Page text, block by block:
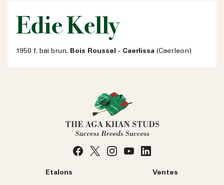
Edie Kelly
1950 f. bai brun. Bois Roussel - Caerlissa (Caerleon)
Etalons Ventes